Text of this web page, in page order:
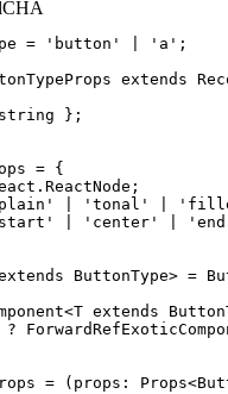
= 'button' | 'a';
extends
};
= {
| 'tonal' |
| 'center' |
ButtonType> =
extends
?
= (props: